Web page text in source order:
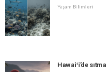
Yaşam Bilimleri
Hawaiʻi’de